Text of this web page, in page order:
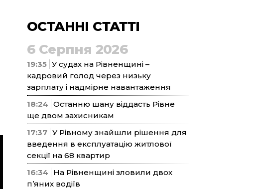
ОСТАННІ СТАТТІ
6 Серпня 2026
19:35 У судах на Рівненщині –
кадровий голод через низьку
зарплату і надмірне навантаження
18:24 Останню шану віддасть Рівне
ще двом захисникам
17:37 У Рівному знайшли рішення для
введення в експлуатацію житлової
секції на 68 квартир
16:34
На Рівненщині зловили двох
п’яних водіїв